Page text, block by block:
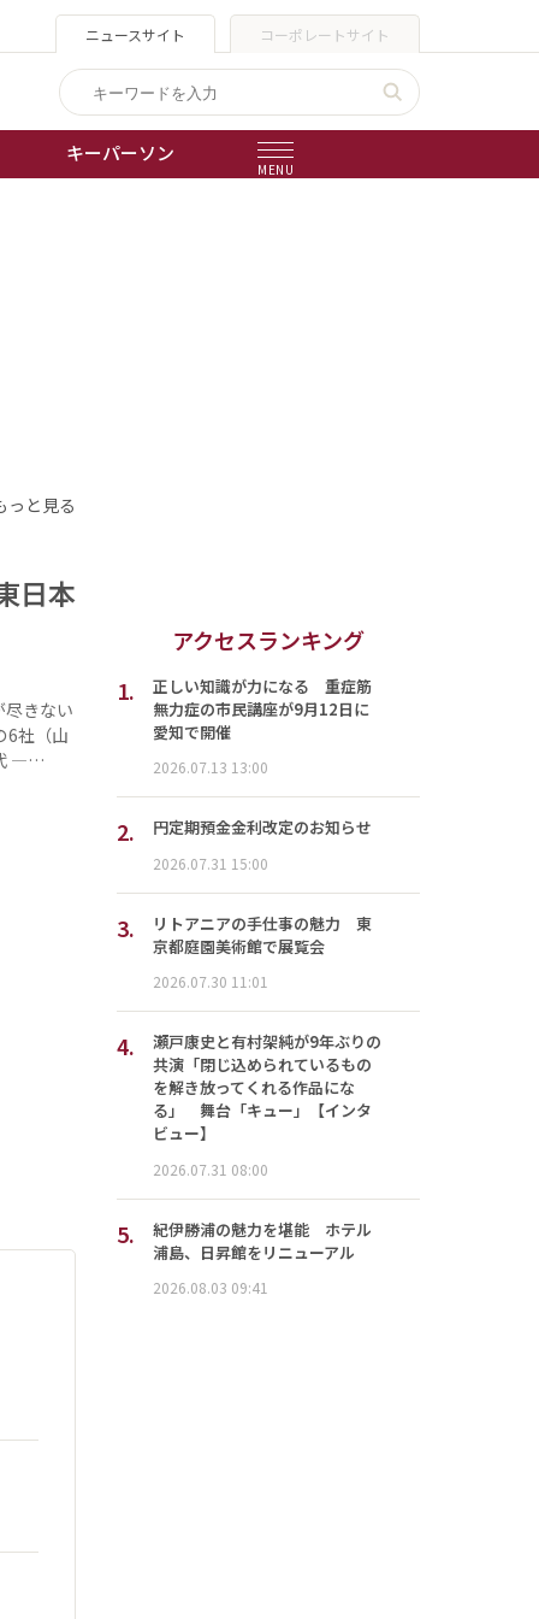
ニュースサイト コーポレートサイト
キーパーソン
MENU
っと見る
日本
きない
6社（山
—…
アクセスランキング
1.
正しい知識が力になる 重症筋
無力症の市民講座が9月12日に
愛知で開催
2026.07.13 13:00
2. 円定期預金金利改定のお知らせ
2026.07.31 15:00
3.
リトアニアの手仕事の魅力 東
京都庭園美術館で展覧会
2026.07.30 11:01
4.
瀬戸康史と有村架純が9年ぶりの
共演「閉じ込められているもの
を解き放ってくれる作品にな
る」 舞台「キュー」【インタ
ビュー】
2026.07.31 08:00
5.
紀伊勝浦の魅力を堪能 ホテル
浦島、日昇館をリニューアル
2026.08.03 09:41